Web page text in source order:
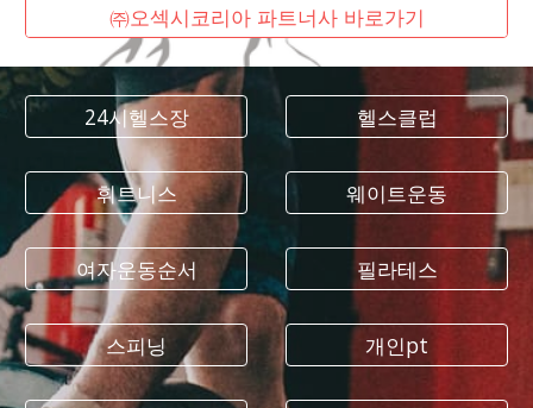
㈜오섹시코리아 파트너사 바로가기
24시헬스장
휘트니스
여자운동순서
스피닝
헬스클럽
웨이트운동
필라테스
개인pt